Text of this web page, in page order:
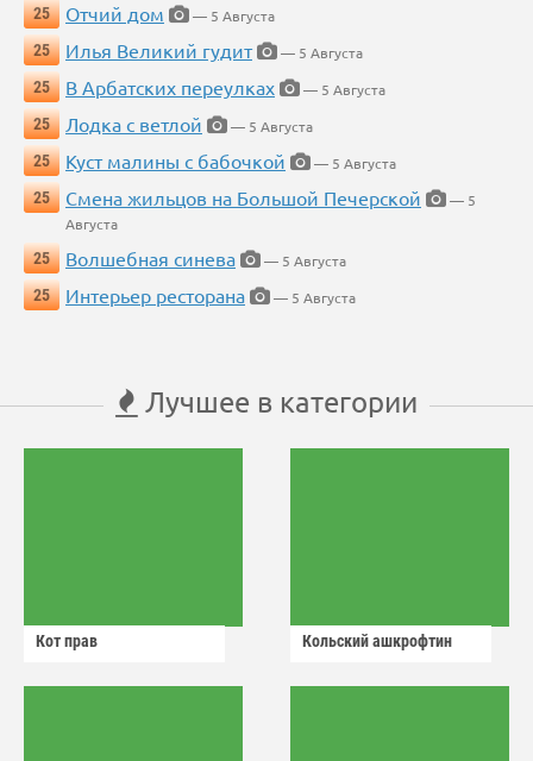
25
Отчий дом
— 5 Августа
25
Илья Великий гудит
— 5 Августа
25
В Арбатских переулках
— 5 Августа
25
Лодка с ветлой
— 5 Августа
25
Куст малины с бабочкой
— 5 Августа
25
Смена жильцов на Большой Печерской
— 5
Августа
25
Волшебная синева
— 5 Августа
25
Интерьер ресторана — 5 Августа
Лучшее в категории
Кот прав Кольский ашкрофтин